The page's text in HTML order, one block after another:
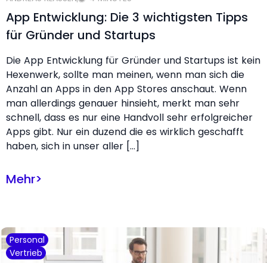
App Entwicklung: Die 3 wichtigsten Tipps
für Gründer und Startups
Die App Entwicklung für Gründer und Startups ist kein
Hexenwerk, sollte man meinen, wenn man sich die
Anzahl an Apps in den App Stores anschaut. Wenn
man allerdings genauer hinsieht, merkt man sehr
schnell, dass es nur eine Handvoll sehr erfolgreicher
Apps gibt. Nur ein duzend die es wirklich geschafft
haben, sich in unser aller […]
Mehr>
Personal
Vertrieb